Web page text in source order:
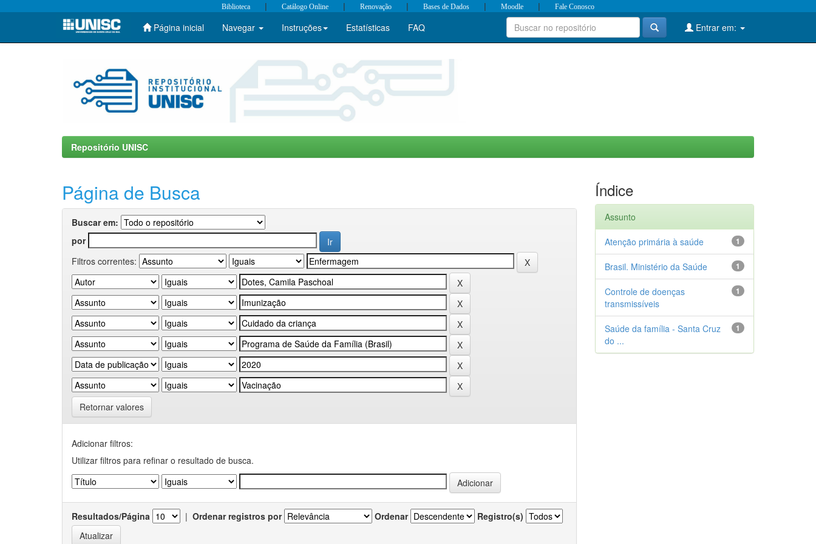
Skip
Biblioteca | Catálogo Online | Renovação | Bases de Dados | Moodle | Fale Conosco
Página inicial Navegar Instruções Estatísticas FAQ Entrar em:
Repositório UNISC
Página de Busca
Buscar em:
por
Filtros correntes:
Retornar valores
Adicionar filtros:
Utilizar filtros para refinar o resultado de busca.
Resultados/Página | Ordenar registros por Ordenar Registro(s)
Índice
Assunto
1
Atenção primária à saúde
1
Brasil. Ministério da Saúde
1
Controle de doenças
transmissíveis
1
Saúde da família - Santa Cruz
do ...